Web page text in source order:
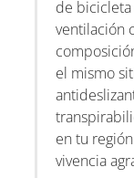
de
ventilación
el mismo
en tu
vivencia